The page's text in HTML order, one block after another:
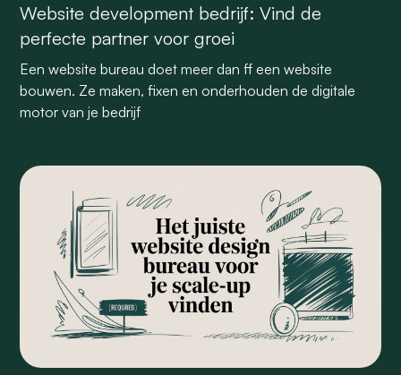
Website development bedrijf: Vind de
perfecte partner voor groei
Een website bureau doet meer dan ff een website
bouwen. Ze maken, fixen en onderhouden de digitale
motor van je bedrijf